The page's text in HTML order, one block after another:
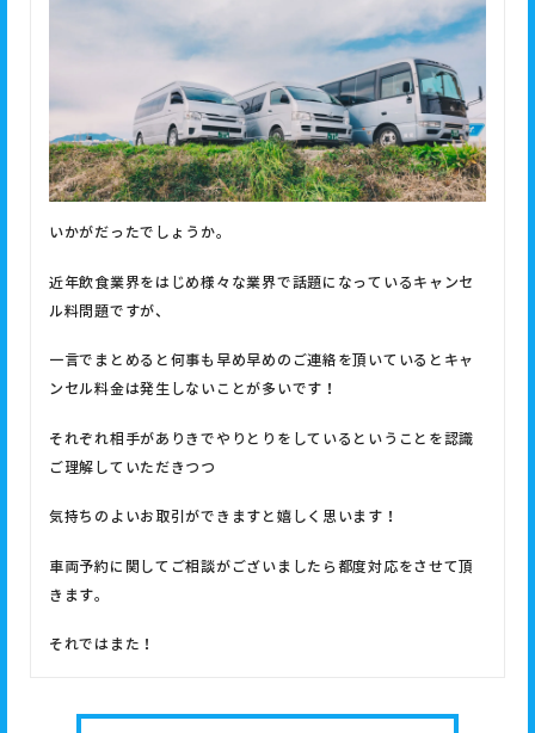
いかがだったでしょうか。
近年飲食業界をはじめ様々な業界で話題になっているキャンセ
ル料問題ですが、
一言でまとめると何事も早め早めのご連絡を頂いているとキャ
ンセル料金は発生しないことが多いです！
それぞれ相手がありきでやりとりをしているということを認識
ご理解していただきつつ
気持ちのよいお取引ができますと嬉しく思います！
車両予約に関してご相談がございましたら都度対応をさせて頂
きます。
それではまた！